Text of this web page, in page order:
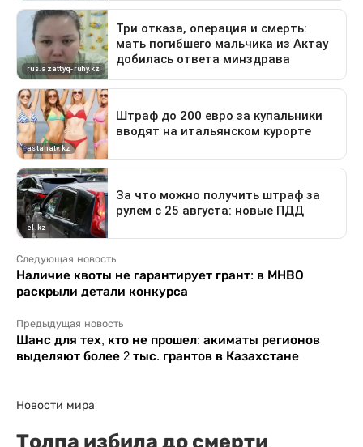
Следующая новость
Наличие квоты не гарантирует грант: в МНВО
раскрыли детали конкурса
Предыдущая новость
Шанс для тех, кто не прошел: акиматы регионов
выделяют более 2 тыс. грантов в Казахстане
Новости мира
Толпа избила до смерти